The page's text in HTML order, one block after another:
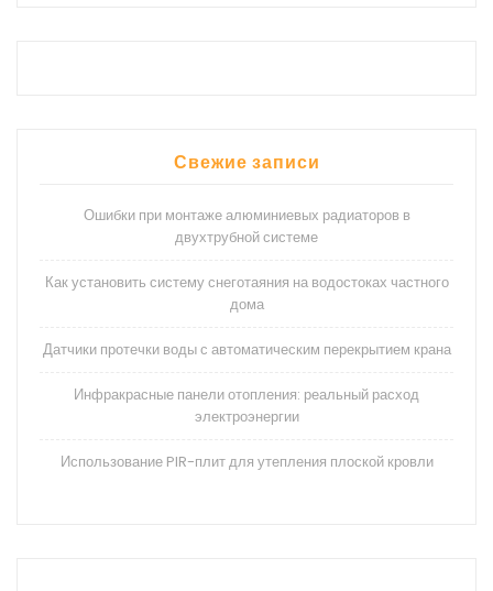
Свежие записи
Ошибки при монтаже алюминиевых радиаторов в
двухтрубной системе
Как установить систему снеготаяния на водостоках частного
дома
Датчики протечки воды с автоматическим перекрытием крана
Инфракрасные панели отопления: реальный расход
электроэнергии
Использование PIR-плит для утепления плоской кровли